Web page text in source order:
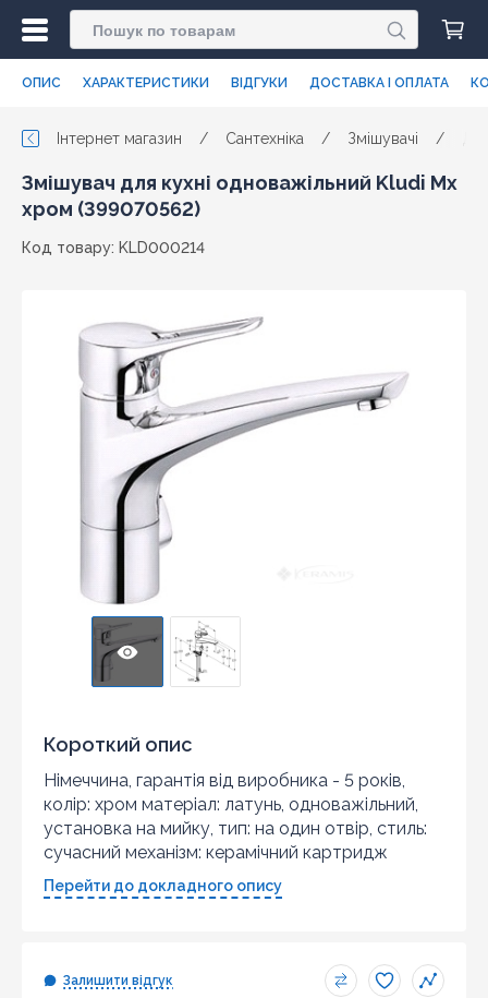
ОПИС ХАРАКТЕРИСТИКИ ВІДГУКИ ДОСТАВКА І ОПЛАТА
Інтернет магазин / Сантехніка / Змішувачі /
Змішувач для кухні одноважільний Kludi Mx
хром (399070562)
Код товару: KLD000214
Короткий опис
Німеччина, гарантія від виробника - 5 років,
колір: хром матеріал: латунь, одноважільний,
установка на мийку, тип: на один отвір, стиль:
сучасний механізм: керамічний картридж
Перейти до докладного опису
Залишити відгук